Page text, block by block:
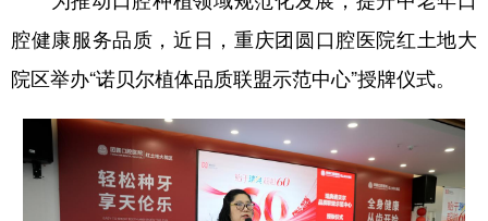
腔健康服务品质，近日，重庆团圆口腔医院红土地大
院区举办“诺贝尔植体品质联盟示范中心”授牌仪式。